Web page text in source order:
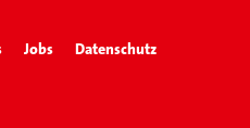
Jobs
Datenschutz